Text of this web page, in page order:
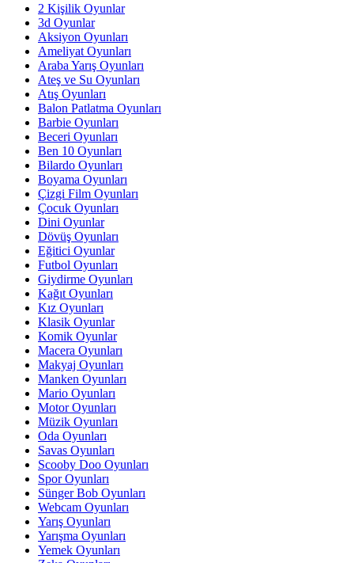
2 Kişilik Oyunlar
3d Oyunlar
Aksiyon Oyunları
Ameliyat Oyunları
Araba Yarış Oyunları
Ateş ve Su Oyunları
Atış Oyunları
Balon Patlatma Oyunları
Barbie Oyunları
Beceri Oyunları
Ben 10 Oyunları
Bilardo Oyunları
Boyama Oyunları
Çizgi Film Oyunları
Çocuk Oyunları
Dini Oyunlar
Dövüş Oyunları
Eğitici Oyunlar
Futbol Oyunları
Giydirme Oyunları
Kağıt Oyunları
Kız Oyunları
Klasik Oyunlar
Komik Oyunlar
Macera Oyunları
Makyaj Oyunları
Manken Oyunları
Mario Oyunları
Motor Oyunları
Müzik Oyunları
Oda Oyunları
Savas Oyunları
Scooby Doo Oyunları
Spor Oyunları
Sünger Bob Oyunları
Webcam Oyunları
Yarış Oyunları
Yarışma Oyunları
Yemek Oyunları